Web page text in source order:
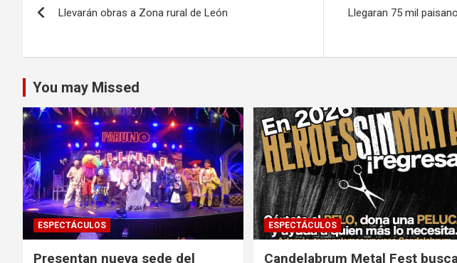
de
entradas
Llevarán obras a Zona rural de León
Llegaran 75 mil
You may Missed
ESPECTÁCULOS
Presentan nueva sede del
ESPECTÁCULOS
Candelabrum Metal Fest